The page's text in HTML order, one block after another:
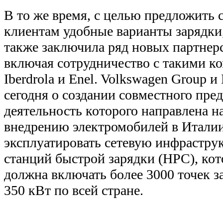
В то же время, с целью предложить
клиентам удобные варианты
также заключила ряд новых
включая сотрудничество с такими
Iberdrola и Enel. Volkswagen Group
сегодня о создании совместного
деятельность которого направлена
внедрению электромобилей в
эксплуатировать сетевую
станций быстрой зарядки (HPC),
должна включать более 3000 точек
350 кВт по всей стране.